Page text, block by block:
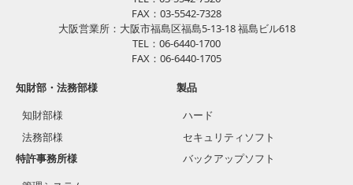
FAX：03-5542-7328
大阪営業所：大阪市福島区福島5-13-18 福島ビル618
TEL：06-6440-1700
FAX：06-6440-1705
知財部・法務部様
知財部様
法務部様
特許事務所様
製品
ハード
セキュリティソフト
バックアップソフト